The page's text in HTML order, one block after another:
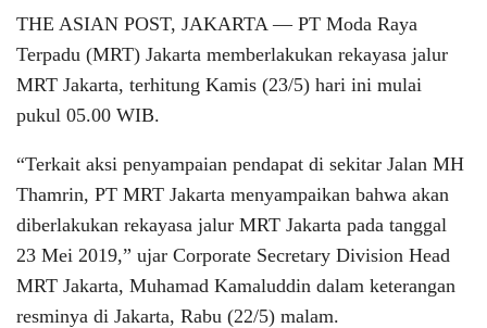
THE ASIAN POST, JAKARTA ― PT Moda Raya
Terpadu (MRT) Jakarta memberlakukan rekayasa jalur
MRT Jakarta, terhitung Kamis (23/5) hari ini mulai
pukul 05.00 WIB.
“Terkait aksi penyampaian pendapat di sekitar Jalan MH
Thamrin, PT MRT Jakarta menyampaikan bahwa akan
diberlakukan rekayasa jalur MRT Jakarta pada tanggal
23 Mei 2019,” ujar Corporate Secretary Division Head
MRT Jakarta, Muhamad Kamaluddin dalam keterangan
resminya di Jakarta, Rabu (22/5) malam.